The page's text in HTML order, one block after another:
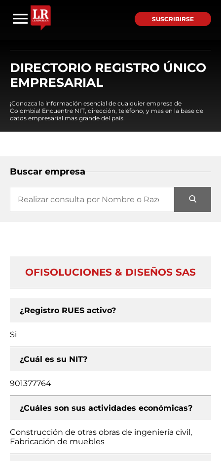
SUSCRIBIRSE
DIRECTORIO REGISTRO ÚNICO
EMPRESARIAL
¡Conozca la información esencial de cualquier empresa de
Colombia! Encuentre NIT, dirección, teléfono, y mas en la base de
datos empresarial mas grande del país.
Buscar empresa
OFISOLUCIONES & DISEÑOS SAS
¿Registro RUES activo?
Si
¿Cuál es su NIT?
901377764
¿Cuáles son sus actividades económicas?
Construcción de otras obras de ingeniería civil,
Fabricación de muebles